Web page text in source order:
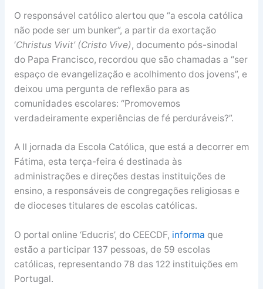
O responsável católico alertou que “a escola católica
não pode ser um bunker”, a partir da exortação
‘Christus Vivit’ (Cristo Vive), documento pós-sinodal
do Papa Francisco, recordou que são chamadas a “ser
espaço de evangelização e acolhimento dos jovens”, e
deixou uma pergunta de reflexão para as
comunidades escolares: “Promovemos
verdadeiramente experiências de fé perduráveis?”.
A II jornada da Escola Católica, que está a decorrer em
Fátima, esta terça-feira é destinada às
administrações e direções destas instituições de
ensino, a responsáveis de congregações religiosas e
de dioceses titulares de escolas católicas.
O portal online ‘Educris’, do CEECDF, informa que
estão a participar 137 pessoas, de 59 escolas
católicas, representando 78 das 122 instituições em
Portugal.